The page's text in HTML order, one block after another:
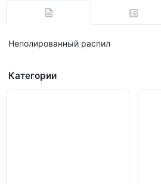
Неполированный распил
Категории